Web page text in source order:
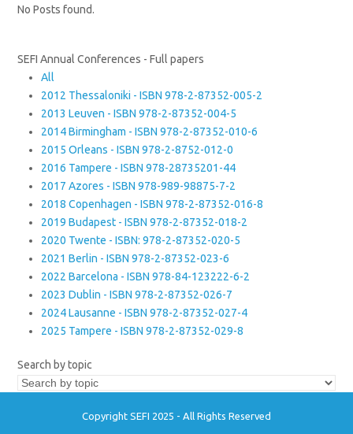
No Posts found.
SEFI Annual Conferences - Full papers
All
2012 Thessaloniki - ISBN 978-2-87352-005-2
2013 Leuven - ISBN 978-2-87352-004-5
2014 Birmingham - ISBN 978-2-87352-010-6
2015 Orleans - ISBN 978-2-8752-012-0
2016 Tampere - ISBN 978-28735201-44
2017 Azores - ISBN 978-989-98875-7-2
2018 Copenhagen - ISBN 978-2-87352-016-8
2019 Budapest - ISBN 978-2-87352-018-2
2020 Twente - ISBN: 978-2-87352-020-5
2021 Berlin - ISBN 978-2-87352-023-6
2022 Barcelona - ISBN 978-84-123222-6-2
2023 Dublin - ISBN 978-2-87352-026-7
2024 Lausanne - ISBN 978-2-87352-027-4
2025 Tampere - ISBN 978-2-87352-029-8
Search by topic
Copyright SEFI 2025 - All Rights Reserved